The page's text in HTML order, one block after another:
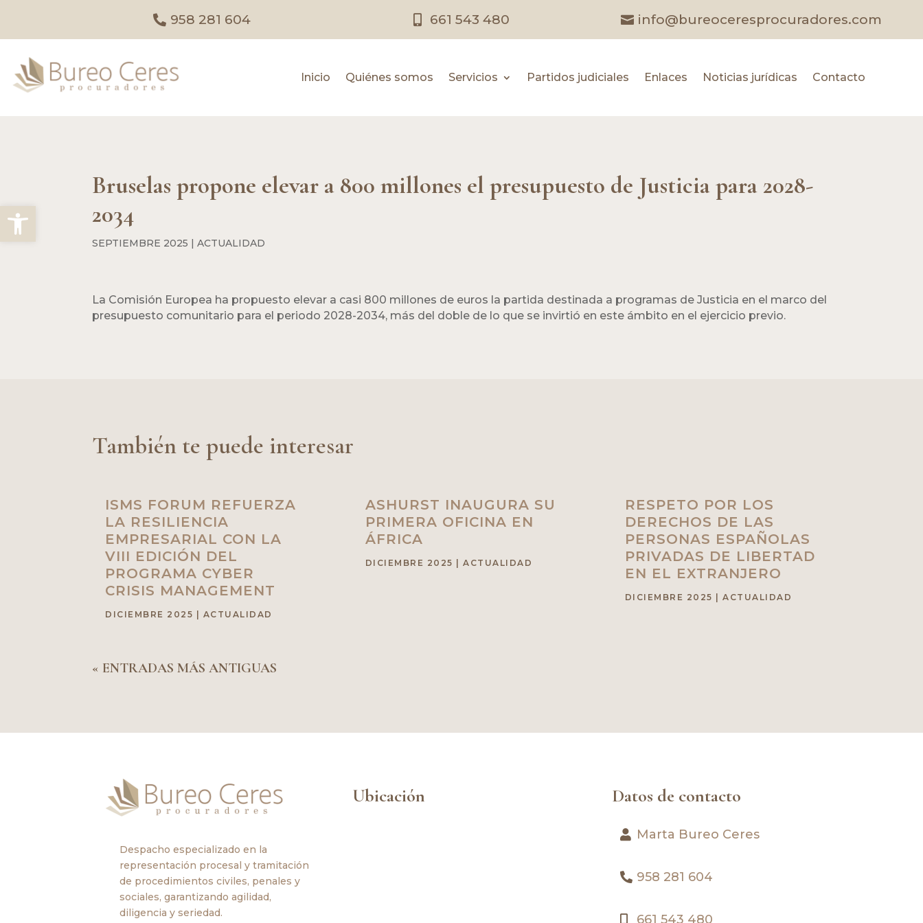
Abrir barra de herramientas
958 281 604 661 543 480 info@bureoceresprocuradores.com
Inicio Quiénes somos Servicios Partidos judiciales Enlaces Noticias jurídicas Contacto
Bruselas propone elevar a 800 millones el presupuesto de Justicia para 2028-
2034
SEPTIEMBRE 2025 |ACTUALIDAD
La Comisión Europea ha propuesto elevar a casi 800 millones de euros la partida destinada a programas de Justicia en el marco del
presupuesto comunitario para el periodo 2028-2034, más del doble de lo que se invirtió en este ámbito en el ejercicio previo.
También te puede interesar
ISMS FORUM REFUERZA
LA RESILIENCIA
EMPRESARIAL CON LA
VIII EDICIÓN DEL
PROGRAMA CYBER
CRISIS MANAGEMENT
DICIEMBRE 2025 ACTUALIDAD
ASHURST INAUGURA SU
PRIMERA OFICINA EN
ÁFRICA
DICIEMBRE 2025 ACTUALIDAD
RESPETO POR LOS
DERECHOS DE LAS
PERSONAS ESPAÑOLAS
PRIVADAS DE LIBERTAD
EN EL EXTRANJERO
DICIEMBRE 2025 |ACTUALIDAD
« ENTRADAS MÁS ANTIGUAS
Despacho especializado en la
representación procesal y tramitación
de procedimientos civiles, penales y
sociales, garantizando agilidad,
diligencia y seriedad.
Ubicación Datos de contacto
Marta Bureo Ceres
958 281 604
661 543 480